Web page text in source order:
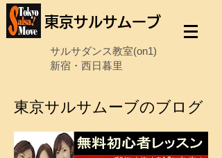
東京サルサムーブ
サルサダンス教室(on1)
新宿・西日暮里
東京サルサムーブのブログ